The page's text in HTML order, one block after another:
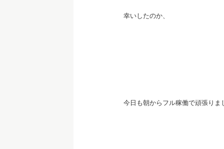
幸いしたのか、
今日も朝からフル稼働で頑張りま